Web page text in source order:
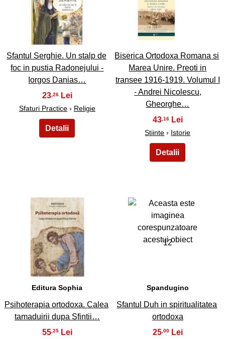
9
Sfantul Serghie. Un stalp de
foc in pustia Radonejului -
Iorgos Danias…
23 ,26
Sfaturi Practice› Religie
10
Biserica Ortodoxa Romana si
Marea Unire. Preoti in
transee 1916-1919. Volumul I
- Andrei Nicolescu,
Gheorghe…
43 ,16
Stiinte › Istorie
11
Editura Sophia
Psihoterapia ortodoxa. Calea
tamaduirii dupa Sfintii…
55,25
12
Spandugino
Sfantul Duh in spiritualitatea
ortodoxa
25,00